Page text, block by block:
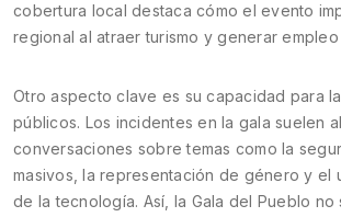
cobertura local destaca cómo el evento
regional al atraer turismo y generar empleo
Otro aspecto clave es su capacidad para
públicos. Los incidentes en la gala suelen
conversaciones sobre temas como la
masivos, la representación de género y el
de la tecnología. Así, la Gala del Pueblo no